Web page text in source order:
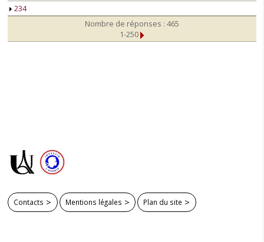
234
Nombre de réponses : 465
1-250
Contacts Mentions légales Plan du site